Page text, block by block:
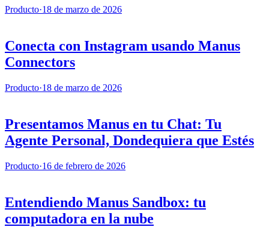
Producto·18 de marzo de 2026
Conecta con Instagram usando Manus
Connectors
Producto·18 de marzo de 2026
Presentamos Manus en tu Chat: Tu
Agente Personal, Dondequiera que Estés
Producto·16 de febrero de 2026
Entendiendo Manus Sandbox: tu
computadora en la nube